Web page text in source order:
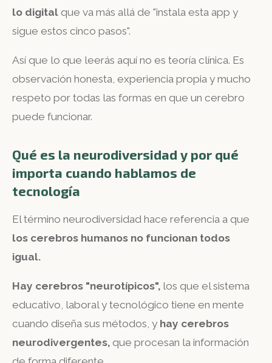
lo digital que va más allá de "instala esta app y
sigue estos cinco pasos".
Así que lo que leerás aquí no es teoría clínica. Es
observación honesta, experiencia propia y mucho
respeto por todas las formas en que un cerebro
puede funcionar.
Qué es la neurodiversidad y por qué
importa cuando hablamos de
tecnología
El término neurodiversidad hace referencia a que
los cerebros humanos no funcionan todos
igual.
Hay cerebros "neurotípicos", los que el sistema
educativo, laboral y tecnológico tiene en mente
cuando diseña sus métodos, y hay cerebros
neurodivergentes, que procesan la información